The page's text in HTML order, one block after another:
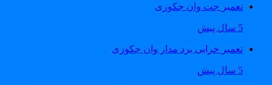
تعمیر جت وان جکوزی
تعمیر خرابی برد مدار وان جکوزی